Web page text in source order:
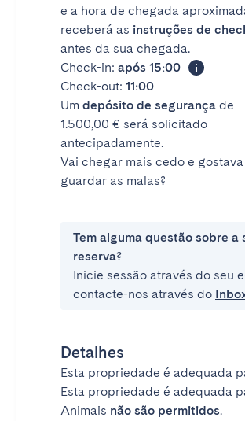
e a hora de chegada
receberá as instruções de
antes da sua chegada.
Check-in: após 15:00
Check-out: 11:00
Um depósito de segurança de
1.500,00 € será solicitado
antecipadamente.
Vai chegar mais cedo e
guardar as malas?
Tem alguma questão sobre a
reserva?
Inicie sessão através do seu
contacte-nos através do
Detalhes
Esta propriedade é adequada
Esta propriedade é adequada
Animais não são permitidos.